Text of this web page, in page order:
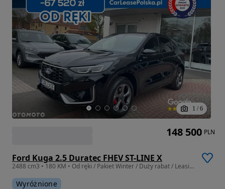
1 / 6
Ford Kuga 2.5 Duratec FHEV ST-LINE X
2488 cm3 • 180 KM • Od ręki / Pakiet Winter / Duży rabat / Leasing / Wynajem
Wyróżnione
148 500 PLN